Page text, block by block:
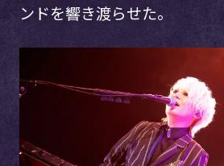
ンドを響き渡らせた。